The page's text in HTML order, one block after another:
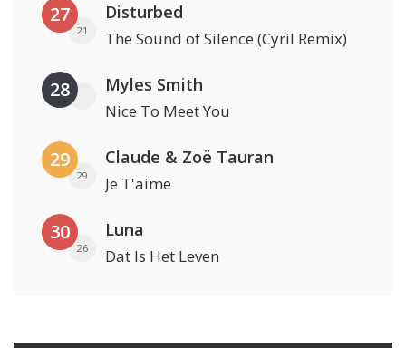
27
21
Disturbed
The Sound of Silence (Cyril Remix)
28 Myles Smith
Nice To Meet You
29
29
Claude & Zoë Tauran
Je T'aime
30
26
Luna
Dat Is Het Leven